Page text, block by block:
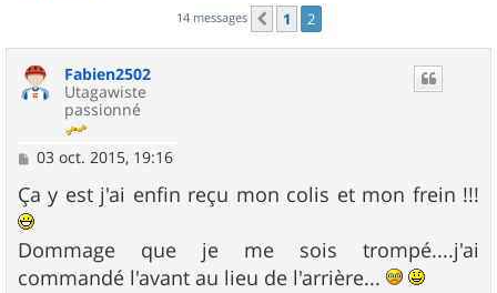
14 messages Précédent
1 2
Fabien2502
Utagawiste
passionné
M
s
s
a
g
e
03 oct. 2015, 19:16
Ça y est j'ai enfin reçu mon colis et mon frein !!!
Dommage que je me sois trompé....j'ai
commandé l'avant au lieu de l'arrière...